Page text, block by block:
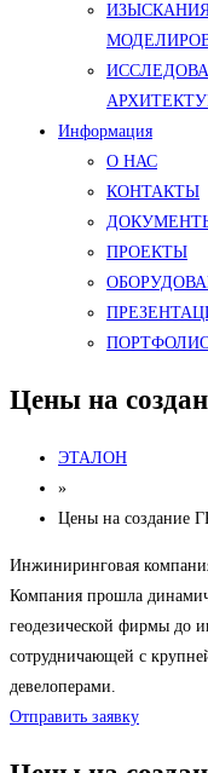
Информация
О НАС
КОНТАКТЫ
ПРОЕКТЫ
Цены на
ЭТАЛОН
»
Цены на создание
Инжиниринговая
Компания прошла
геодезической фирмы до
сотрудничающей с
девелоперами.
Отправить заявку